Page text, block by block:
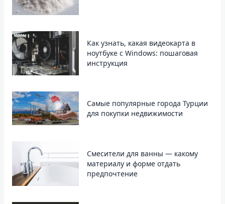
Как узнать, какая видеокарта в
ноутбуке с Windows: пошаговая
инструкция
Самые популярные города Турции
для покупки недвижимости
Смесители для ванны — какому
материалу и форме отдать
предпочтение